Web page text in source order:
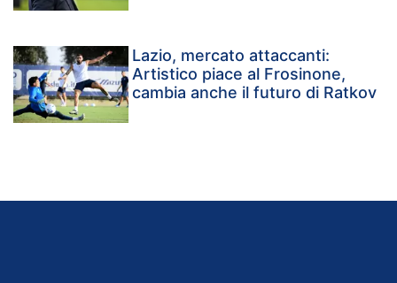
Lazio, mercato attaccanti:
Artistico piace al Frosinone,
cambia anche il futuro di Ratkov